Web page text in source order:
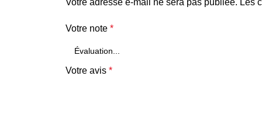
Votre note *
Votre avis *